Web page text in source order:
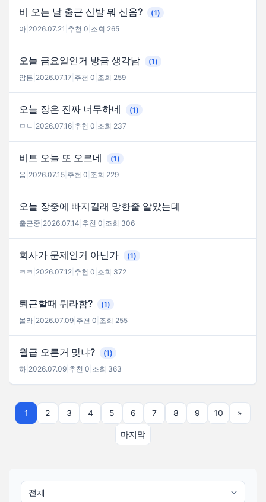
비 오는 날 출근 신발 뭐 신음?
(1)
아 2026.07.21 추천 0 조회 265
오늘 금요일인거 방금 생각남
(1)
암튼 2026.07.17 추천 0 조회 259
오늘 장은 진짜 너무하네
(1)
ㅁㄴ 2026.07.16 추천 0 조회 237
비트 오늘 또 오르네
(1)
음 2026.07.15 추천 0 조회 229
오늘 장중에 빠지길래 망한줄 알았는데
출근중 2026.07.14 추천 0 조회 306
회사가 문제인거 아닌가
(1)
ㅋㅋ 2026.07.12 추천 0 조회 372
퇴근할때 뭐라함?
(1)
몰라 2026.07.09 추천 0 조회 255
월급 오른거 맞냐?
(1)
하 2026.07.09 추천 0 조회 363
1 2 3 4 5 6 7 8 9 10 »
마지막